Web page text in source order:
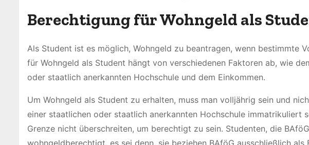
Berechtigung für Wohngeld als
Als Student ist es möglich, Wohngeld zu beantragen, wenn bestimmte
für Wohngeld als Student hängt von verschiedenen Faktoren ab, wie
oder staatlich anerkannten Hochschule und dem Einkommen.
Um Wohngeld als Student zu erhalten, muss man volljährig sein und
einer staatlichen oder staatlich anerkannten Hochschule immatrikuliert
Grenze nicht überschreiten, um berechtigt zu sein. Studenten, die